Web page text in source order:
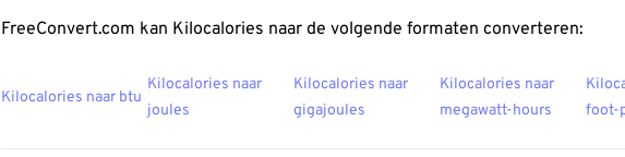
FreeConvert.com kan Kilocalories naar de volgende formaten converteren:
Kilocalories naar btu
Kilocalories naar
joules
Kilocalories naar
gigajoules
Kilocalories naar
megawatt-hours
foot-